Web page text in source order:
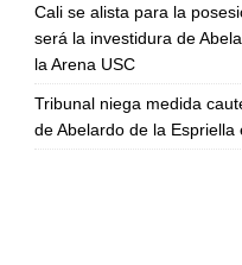
Cali se alista para la
será la investidura de
la Arena USC
Tribunal niega medida
de Abelardo de la Espriella